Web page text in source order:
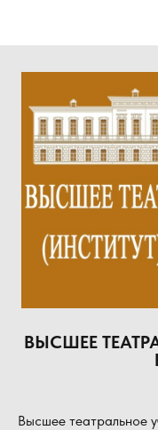
ВЫСШЕЕ
Высшее театральное